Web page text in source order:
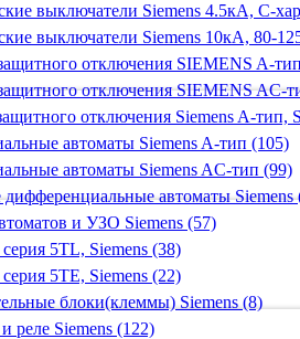
выключатели Siemens 4.5кА, C-
выключатели Siemens 10кА, 80-
отключения SIEMENS A-
отключения SIEMENS AС-
отключения Siemens A-тип,
автоматы Siemens A-тип (105)
автоматы Siemens AС-тип (99)
автоматы Siemens
и УЗО Siemens (57)
5TL, Siemens (38)
5TE, Siemens (22)
блоки(клеммы) Siemens (8)
реле Siemens (122)